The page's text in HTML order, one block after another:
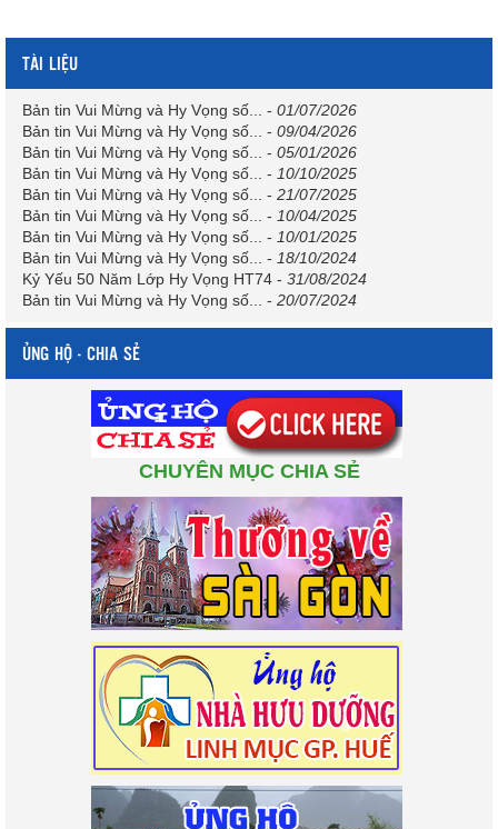
TÀI LIỆU
Bản tin Vui Mừng và Hy Vọng số... - 01/07/2026
Bản tin Vui Mừng và Hy Vọng số... - 09/04/2026
Bản tin Vui Mừng và Hy Vọng số... - 05/01/2026
Bản tin Vui Mừng và Hy Vọng số... - 10/10/2025
Bản tin Vui Mừng và Hy Vọng số... - 21/07/2025
Bản tin Vui Mừng và Hy Vọng số... - 10/04/2025
Bản tin Vui Mừng và Hy Vọng số... - 10/01/2025
Bản tin Vui Mừng và Hy Vọng số... - 18/10/2024
Kỷ Yếu 50 Năm Lớp Hy Vọng HT74 - 31/08/2024
Bản tin Vui Mừng và Hy Vọng số... - 20/07/2024
ỦNG HỘ - CHIA SẺ
CHUYÊN MỤC CHIA SẺ